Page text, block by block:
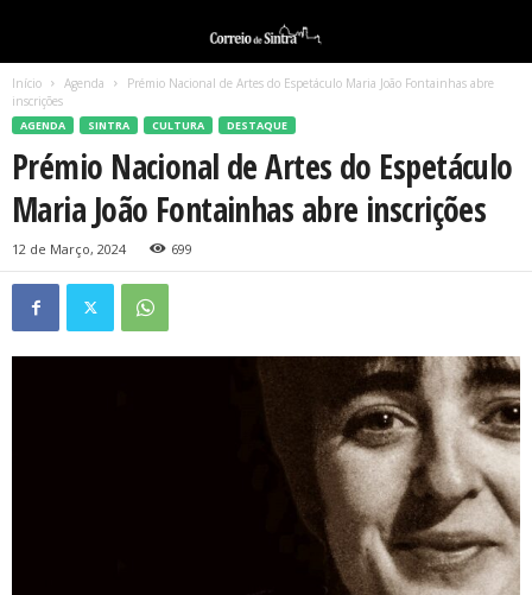
Início Agenda
Prémio Nacional de Artes do Espetáculo Maria João Fontainhas abre
inscrições
AGENDA SINTRA CULTURA DESTAQUE
Prémio Nacional de Artes do Espetáculo
Maria João Fontainhas abre inscrições
12 de Março, 2024 699